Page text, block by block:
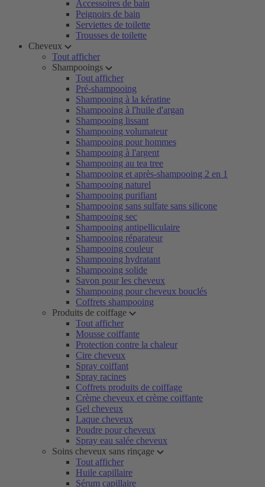
Accessoires de bain
Peignoirs de bain
Serviettes de toilette
Trousses de toilette
Cheveux
Tout afficher
Shampooings
Tout afficher
Pré-shampooing
Shampooing à la kératine
Shampooing à l'huile d'argan
Shampooing lissant
Shampooing volumateur
Shampooing pour hommes
Shampooing à l'argent
Shampooing au tea tree
Shampooing et après-shampooing 2 en 1
Shampooing naturel
Shampooing purifiant
Shampooing sans sulfate sans silicone
Shampooing sec
Shampooing antipelliculaire
Shampooing réparateur
Shampooing couleur
Shampooing hydratant
Shampooing solide
Savon pour les cheveux
Shampooing pour cheveux bouclés
Coffrets shampooing
Produits de coiffage
Tout afficher
Mousse coiffante
Protection contre la chaleur
Cire cheveux
Spray coiffant
Spray racines
Coffrets produits de coiffage
Crème cheveux et crème coiffante
Gel cheveux
Laque cheveux
Poudre pour cheveux
Spray eau salée cheveux
Soins cheveux sans rinçage
Tout afficher
Huile capillaire
Sérum capillaire